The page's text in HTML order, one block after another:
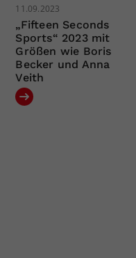
11.09.2023
„Fifteen Seconds
Sports“ 2023 mit
Größen wie Boris
Becker und Anna
Veith